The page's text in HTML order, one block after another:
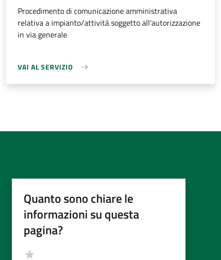
Procedimento di comunicazione amministrativa
relativa a impianto/attività soggetto all'autorizzazione
in via generale
VAI AL SERVIZIO
Quanto sono chiare le
informazioni su questa
pagina?
Valutazione